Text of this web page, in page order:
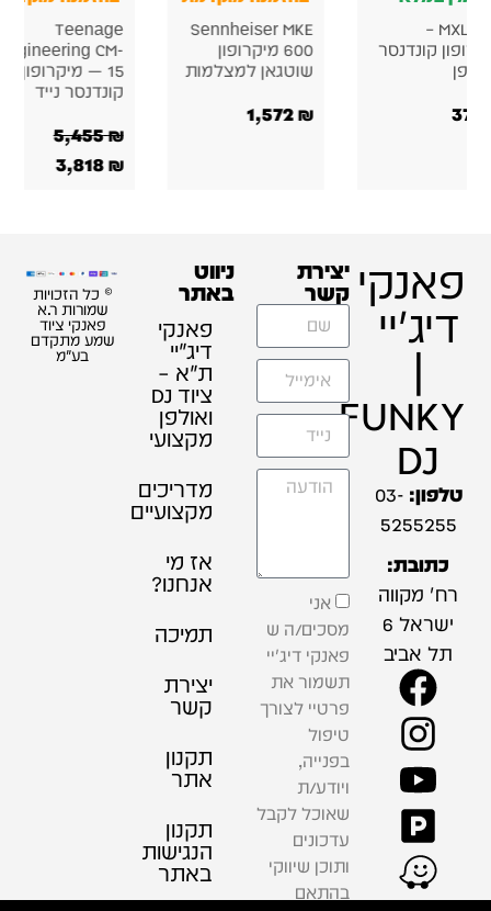
MXL 440 –
קונדנסר
Sennheiser MKE
600 מיקרופון
שוטגאן למצלמות
₪
1,572
Teenage
CM-
15 — מיקרופון
קונדנסר נייד
₪
5,455
₪
3,818
פאנקי
דיג'יי
|
FUNKY
DJ
טלפון: 03-
5255255
כתובת:
רח' מקווה
ישראל 6
תל אביב
יצירת
קשר
אני
מסכים/ה ש
פאנקי דיג'יי
תשמור את
פרטיי לצורך
טיפול
בפנייה,
ויודע/ת
שאוכל לקבל
עדכונים
ותוכן שיווקי
בהתאם
ניווט
באתר
פאנקי
דיג׳יי
ת"א –
ציוד DJ
ואולפן
מקצועי
מדריכים
מקצועיים
אז מי
אנחנו?
תמיכה
יצירת
קשר
תקנון
אתר
תקנון
הנגישות
באתר
© כל הזכויות
שמורות ר.א
פאנקי ציוד
שמע מתקדם
בע"מ